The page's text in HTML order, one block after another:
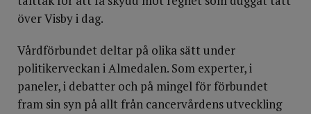
över Visby i dag.
Vårdförbundet deltar på olika sätt under
politikerveckan i Almedalen. Som experter, i
paneler, i debatter och på mingel för förbundet
fram sin syn på allt från cancervårdens utveckling